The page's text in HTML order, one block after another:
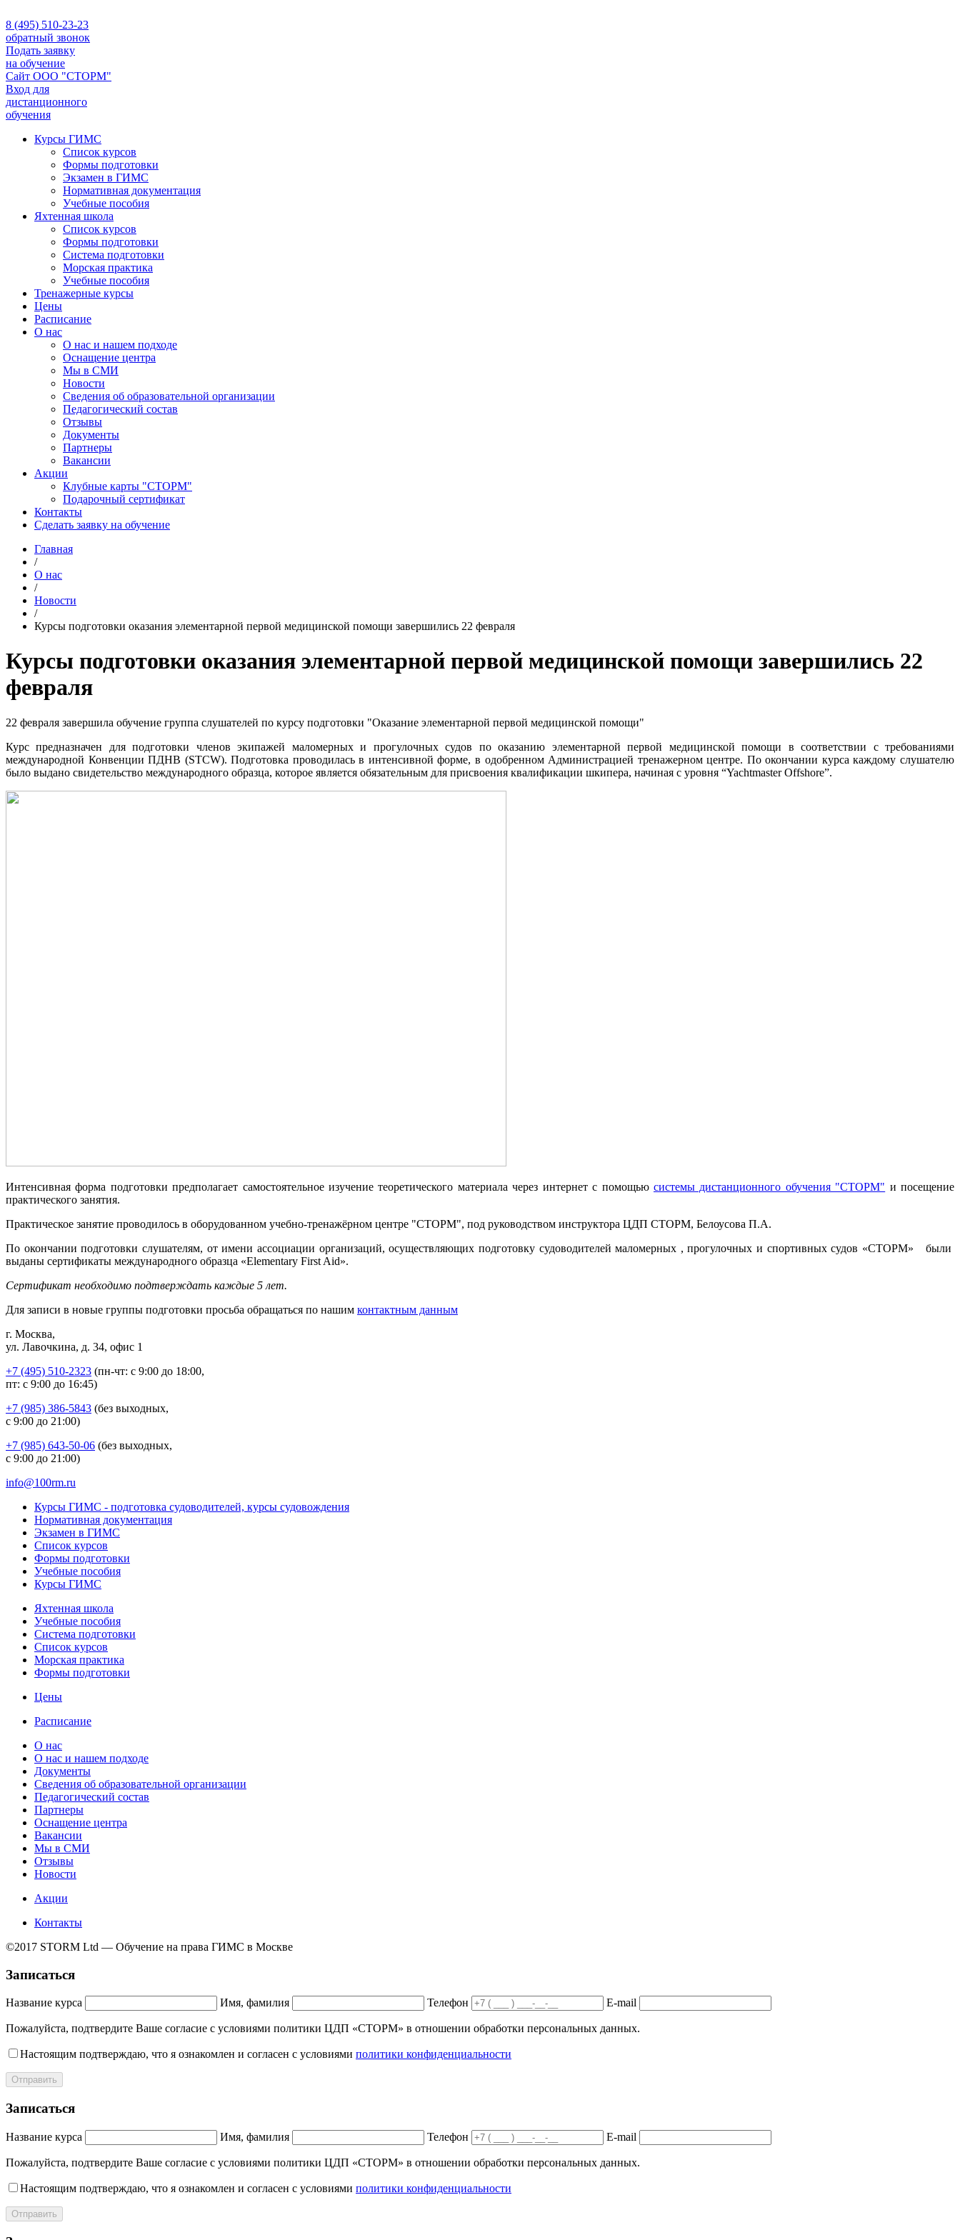
8 (495) 510-23-23
обратный звонок
Подать заявку
на обучение
Сайт ООО "СТОРМ"
Вход для
дистанционного
обучения
Курсы ГИМС
Список курсов
Формы подготовки
Экзамен в ГИМС
Нормативная документация
Учебные пособия
Яхтенная школа
Список курсов
Формы подготовки
Cистема подготовки
Морская практика
Учебные пособия
Тренажерные курсы
Цены
Расписание
О нас
О нас и нашем подходе
Оснащение центра
Мы в СМИ
Новости
Сведения об образовательной организации
Педагогический состав
Отзывы
Документы
Партнеры
Вакансии
Акции
Клубные карты "СТОРМ"
Подарочный сертификат
Контакты
Сделать заявку на обучение
Главная
/
О нас
/
Новости
/
Курсы подготовки оказания элементарной первой медицинской помощи завершились 22 февраля
Курсы подготовки оказания элементарной первой медицинской помощи завершились 22
февраля
22 февраля завершила обучение группа слушателей по курсу подготовки "Оказание элементарной первой медицинской помощи"
Курс предназначен для подготовки членов экипажей маломерных и прогулочных судов по оказанию элементарной первой медицинской помощи в соответствии с требованиями
международной Конвенции ПДНВ (STCW). Подготовка проводилась в интенсивной форме, в одобренном Администрацией тренажерном центре. По окончании курса каждому слушателю
было выдано свидетельство международного образца, которое является обязательным для присвоения квалификации шкипера, начиная с уровня “Yachtmaster Offshore”.
Интенсивная форма подготовки предполагает самостоятельное изучение теоретического материала через интернет с помощью системы дистанционного обучения "СТОРМ" и посещение
практического занятия.
Практическое занятие проводилось в оборудованном учебно-тренажёрном центре "СТОРМ", под руководством инструктора ЦДП СТОРМ, Белоусова П.А.
По окончании подготовки слушателям, от имени ассоциации организаций, осуществляющих подготовку судоводителей маломерных , прогулочных и спортивных судов «СТОРМ» были
выданы сертификаты международного образца «Elementary First Aid».
Сертификат необходимо подтверждать каждые 5 лет.
Для записи в новые группы подготовки просьба обращаться по нашим контактным данным
г. Москва,
ул. Лавочкина, д. 34, офис 1
+7 (495) 510-2323 (пн-чт: с 9:00 до 18:00,
пт: с 9:00 до 16:45)
+7 (985) 386-5843 (без выходных,
с 9:00 до 21:00)
+7 (985) 643-50-06 (без выходных,
с 9:00 до 21:00)
info@100rm.ru
Курсы ГИМС - подготовка судоводителей, курсы судовождения
Нормативная документация
Экзамен в ГИМС
Список курсов
Формы подготовки
Учебные пособия
Курсы ГИМС
Яхтенная школа
Учебные пособия
Cистема подготовки
Список курсов
Морская практика
Формы подготовки
Цены
Расписание
О нас
О нас и нашем подходе
Документы
Сведения об образовательной организации
Педагогический состав
Партнеры
Оснащение центра
Вакансии
Мы в СМИ
Отзывы
Новости
Акции
Контакты
©2017 STORM Ltd — Обучение на права ГИМС в Москве
Записаться
Название курса Имя, фамилия Телефон E-mail
Пожалуйста, подтвердите Ваше согласие с условиями политики ЦДП «СТОРМ» в отношении обработки персональных данных.
Настоящим подтверждаю, что я ознакомлен и согласен с условиями политики конфиденциальности
Отправить
Записаться
Название курса Имя, фамилия Телефон E-mail
Пожалуйста, подтвердите Ваше согласие с условиями политики ЦДП «СТОРМ» в отношении обработки персональных данных.
Настоящим подтверждаю, что я ознакомлен и согласен с условиями политики конфиденциальности
Отправить